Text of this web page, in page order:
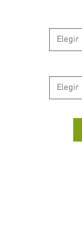
Elegir
Elegir